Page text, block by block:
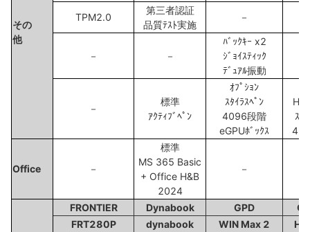
その
他
TPM2.0
第三者認証
品質ﾃｽﾄ実施
－
－ －
ﾊﾞｯｸｷｰ x2
ｼﾞｮｲｽﾃｨｯｸ
ﾃﾞｭｱﾙ振動
－
標準
ｱｸﾃｨﾌﾞﾍﾟﾝ
ｵﾌﾟｼｮﾝ
ｽﾀｲﾗｽﾍﾟﾝ
4096段階
eGPUﾎﾞｯｸｽ
ｽﾀ
Office －
標準
MS 365 Basic
+ Office H&B
2024
－
FRONTIER Dynabook GPD
FRT280P
dynabook
WIN Max 2